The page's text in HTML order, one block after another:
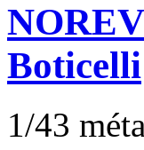
Boticelli
1/43